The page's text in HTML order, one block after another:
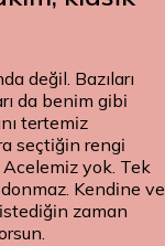
değil. Bazıları
da benim gibi
tertemiz
seçtiğin rengi
Acelemiz yok. Tek
Kendine ve
istediğin zaman